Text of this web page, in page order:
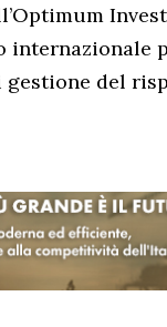
internazionale
gestione del